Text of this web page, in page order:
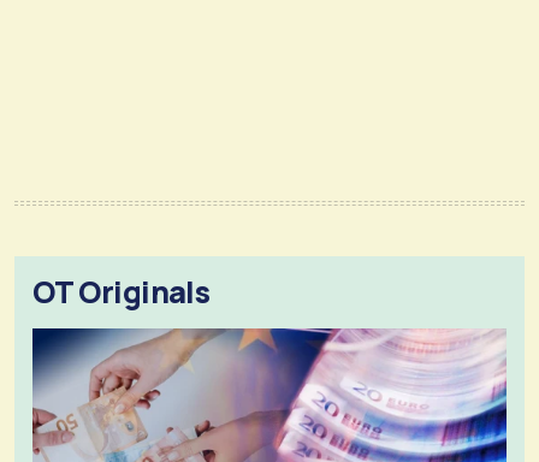
OT Originals